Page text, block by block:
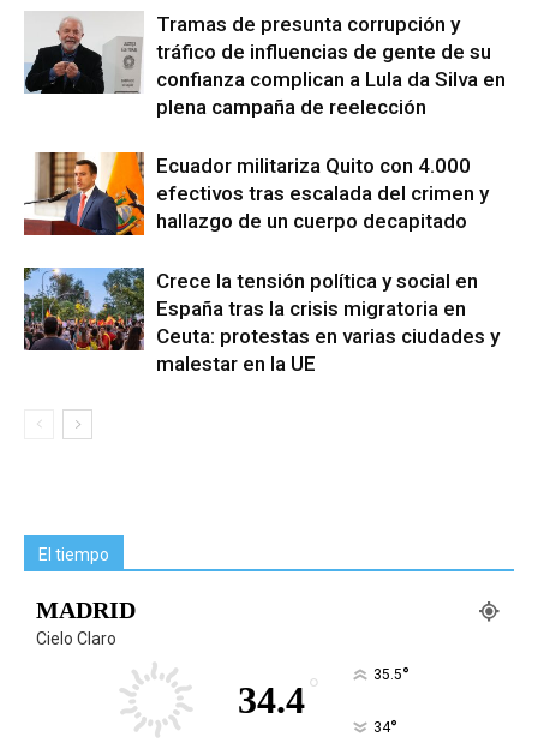
Tramas de presunta corrupción y
tráfico de influencias de gente de su
confianza complican a Lula da Silva en
plena campaña de reelección
Ecuador militariza Quito con 4.000
efectivos tras escalada del crimen y
hallazgo de un cuerpo decapitado
Crece la tensión política y social en
España tras la crisis migratoria en
Ceuta: protestas en varias ciudades y
malestar en la UE
El tiempo
MADRID
Cielo Claro
34.4° 35.5°
34°